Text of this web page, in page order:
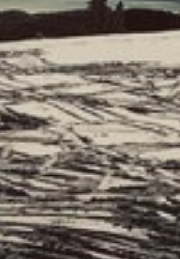
RESTAURANT
VERANSTALTUNGEN
ANFRAGE
KONTAKT & ANFAHRT